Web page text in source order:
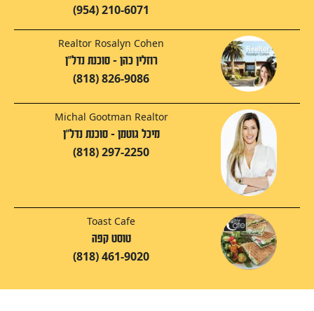
(954) 210-6071
Realtor Rosalyn Cohen
רוזלין כהן - סוכנת נדל"ן
(818) 826-9086
Michal Gootman Realtor
מיכל גוטמן - סוכנת נדל"ן
(818) 297-2250
Toast Cafe
טוסט קפה
(818) 461-9020